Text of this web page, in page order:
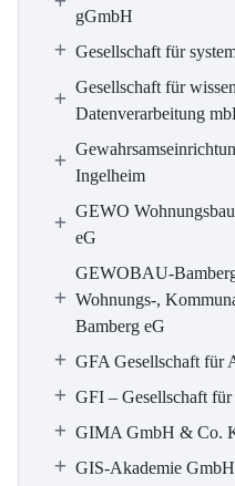
gGmbH
Gesellschaft für
Gesellschaft für
Datenverarbeitung
Ingelheim
GEWO
eG
GEWOBAU-
Wohnungs-,
Bamberg eG
GFA Gesellschaft für
GFI – Gesellschaft
GIMA GmbH & Co.
GIS-Akademie GmbH